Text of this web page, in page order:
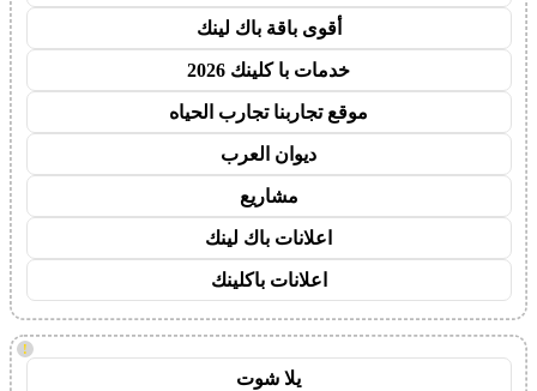
أقوى باقة باك لينك
خدمات با كلينك 2026
موقع تجاربنا تجارب الحياه
ديوان العرب
مشاريع
اعلانات باك لينك
اعلانات باكلينك
!
يلا شوت